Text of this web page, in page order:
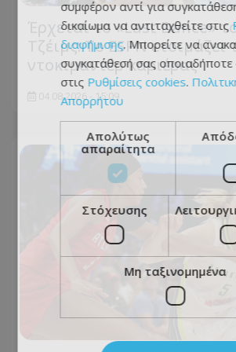
Έρχεται το «Last Dance»
Τζέιμς: Το ESPN ετοιμάζει
ντοκιμαντέρ καριέρας
04.08.2026 - 15:09
συμφέρον αντί για
δικαίωμα να αντιταχθείτε στις
διαφήμισης. Μπορείτε να
συγκατάθεσή σας οποιαδήποτε
στις Ρυθμίσεις cookies.
Απορρήτου
Απολύτως
απαραίτητα
Στόχευσης
Μη ταξινομημένα